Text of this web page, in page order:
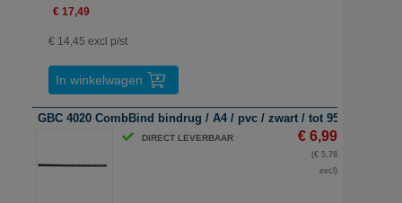
€ 17,49
€ 14,45 excl p/st
In winkelwagen
GBC 4020 CombBind bindrug / A4 / pvc / zwart / tot 95 vel / 25
DIRECT LEVERBAAR € 6,99
(€ 5,78
excl)